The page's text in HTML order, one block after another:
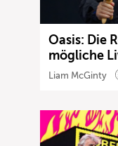
Oasis: Die
mögliche
Liam McGinty